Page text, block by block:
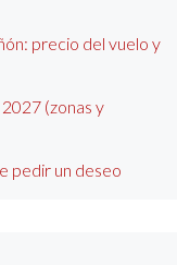
precio del vuelo y
(zonas y
pedir un deseo